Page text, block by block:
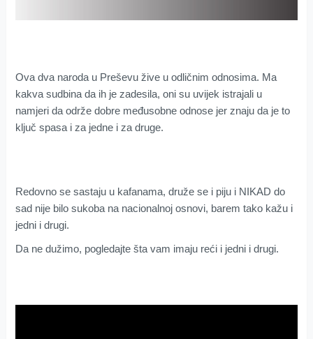
Ova dva naroda u Preševu žive u odličnim odnosima. Ma
kakva sudbina da ih je zadesila, oni su uvijek istrajali u
namjeri da održe dobre međusobne odnose jer znaju da je to
ključ spasa i za jedne i za druge.
Redovno se sastaju u kafanama, druže se i piju i NIKAD do
sad nije bilo sukoba na nacionalnoj osnovi, barem tako kažu i
jedni i drugi.
Da ne dužimo, pogledajte šta vam imaju reći i jedni i drugi.